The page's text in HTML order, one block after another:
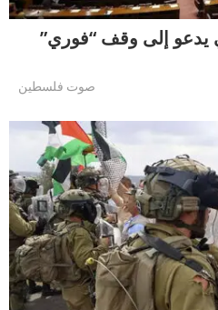
يدعو إلى وقف “فوري”
صوت فلسطين